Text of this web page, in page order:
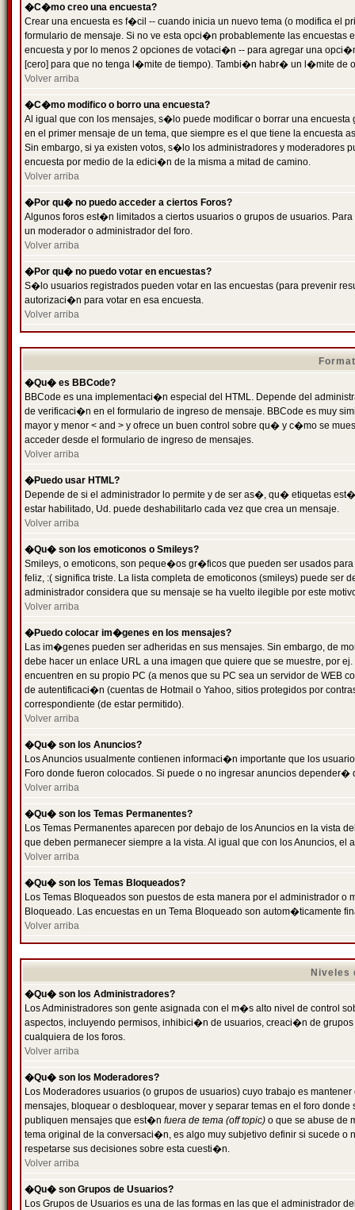
�C�mo creo una encuesta?
Crear una encuesta es f�cil -- cuando inicia un nuevo tema (o modifica el
formulario de mensaje. Si no ve esta opci�n probablemente las
encuesta y por lo menos 2 opciones de votaci�n -- para agregar una
[cero] para que no tenga l�mite de tiempo). Tambi�n habr� un l�mite de
Volver arriba
�C�mo modifico o borro una encuesta?
Al igual que con los mensajes, s�lo puede modificar o borrar una
en el primer mensaje de un tema, que siempre es el que tiene la encuesta
Sin embargo, si ya existen votos, s�lo los administradores y moderadores
encuesta por medio de la edici�n de la misma a mitad de camino.
Volver arriba
�Por qu� no puedo acceder a ciertos Foros?
Algunos foros est�n limitados a ciertos usuarios o grupos de usuarios.
un moderador o administrador del foro.
Volver arriba
�Por qu� no puedo votar en encuestas?
S�lo usuarios registrados pueden votar en las encuestas (para prevenir
autorizaci�n para votar en esa encuesta.
Volver arriba
�Qu� es BBCode?
BBCode es una implementaci�n especial del HTML. Depende del
de verificaci�n en el formulario de ingreso de mensaje. BBCode es muy
mayor y menor < and > y ofrece un buen control sobre qu� y c�mo se
acceder desde el formulario de ingreso de mensajes.
Volver arriba
�Puedo usar HTML?
Depende de si el administrador lo permite y de ser as�, qu� etiquetas
estar habilitado, Ud. puede deshabilitarlo cada vez que crea un mensaje.
Volver arriba
�Qu� son los emoticonos o Smileys?
Smileys, o emoticons, son peque�os gr�ficos que pueden ser usados
feliz, :( significa triste. La lista completa de emoticonos (smileys) puede
administrador considera que su mensaje se ha vuelto ilegible por este
Volver arriba
�Puedo colocar im�genes en los mensajes?
Las im�genes pueden ser adheridas en sus mensajes. Sin embargo, de
debe hacer un enlace URL a una imagen que quiere que se muestre, por
encuentren en su propio PC (a menos que su PC sea un servidor de
de autentificaci�n (cuentas de Hotmail o Yahoo, sitios protegidos por
correspondiente (de estar permitido).
Volver arriba
�Qu� son los Anuncios?
Los Anuncios usualmente contienen informaci�n importante que los
Foro donde fueron colocados. Si puede o no ingresar anuncios
Volver arriba
�Qu� son los Temas Permanentes?
Los Temas Permanentes aparecen por debajo de los Anuncios en la
que deben permanecer siempre a la vista. Al igual que con los Anuncios,
Volver arriba
�Qu� son los Temas Bloqueados?
Los Temas Bloqueados son puestos de esta manera por el administrador
Bloqueado. Las encuestas en un Tema Bloqueado son autom�ticamente
Volver arriba
Niveles
�Qu� son los Administradores?
Los Administradores son gente asignada con el m�s alto nivel de control
aspectos, incluyendo permisos, inhibici�n de usuarios, creaci�n de
cualquiera de los foros.
Volver arriba
�Qu� son los Moderadores?
Los Moderadores usuarios (o grupos de usuarios) cuyo trabajo es
mensajes, bloquear o desbloquear, mover y separar temas en el foro
publiquen mensajes que est�n fuera de tema (off topic) o que se abuse de
tema original de la conversaci�n, es algo muy subjetivo definir si sucede
respetarse sus decisiones sobre esta cuesti�n.
Volver arriba
�Qu� son Grupos de Usuarios?
Los Grupos de Usuarios es una de las formas en las que el administrador